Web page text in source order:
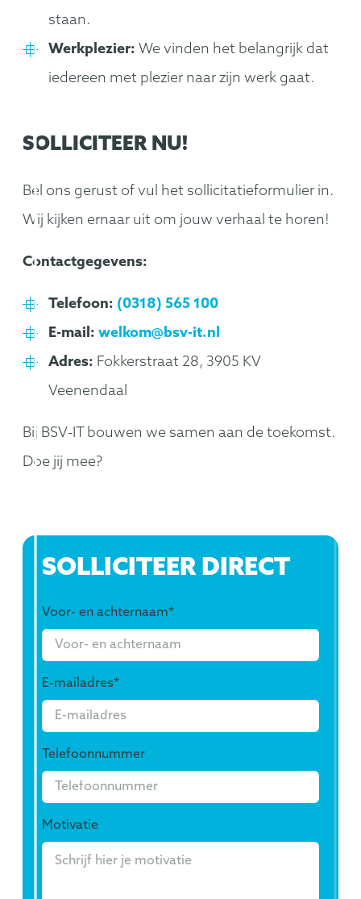
staan.
Werkplezier: We vinden het belangrijk dat
iedereen met plezier naar zijn werk gaat.
SOLLICITEER NU!
Bel ons gerust of vul het sollicitatieformulier in.
Wij kijken ernaar uit om jouw verhaal te horen!
Contactgegevens:
Telefoon: (0318) 565 100
E-mail: welkom@bsv-it.nl
Adres: Fokkerstraat 28, 3905 KV
Veenendaal
Bij BSV-IT bouwen we samen aan de toekomst.
Doe jij mee?
SOLLICITEER DIRECT
Voor- en achternaam*
E-mailadres*
Telefoonnummer
Motivatie